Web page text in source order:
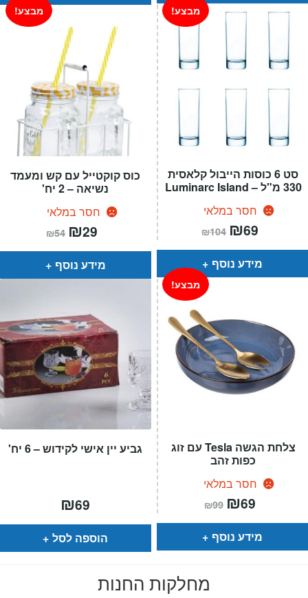
כוס קוקטייל עם קש ומעמד
נשיאה – 2 יח'
חסר במלאי
מבצע!
₪54 המחיר
המקורי
היה:
₪54.
₪29
הוא:
מידע נוסף
סט 6 כוסות הייבול קלאסית
330 מ"ל – Luminarc Island
חסר במלאי
מבצע!
₪104 המחיר
המקורי
היה:
₪104.
₪69
הוא:
מידע נוסף
גביע יין אישי לקידוש – 6 יח'
₪69
הוספה לסל
צלחת הגשה Tesla עם זוג
כפות זהב
חסר במלאי
מבצע!
₪99 המחיר
המקורי
היה:
₪99.
₪69
הוא:
מידע נוסף
מחלקות החנות